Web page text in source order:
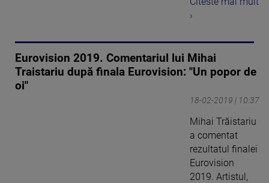
›
Eurovision 2019. Comentariul lui Mihai
Traistariu după finala Eurovision: "Un popor de
oi"
18-02-2019 | 10:37
Mihai Trăistariu
a comentat
rezultatul finalei
Eurovision
2019. Artistul,